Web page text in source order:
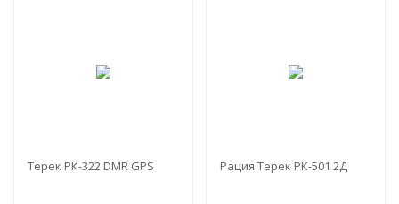
Терек РК-322 DMR GPS Рация Терек РК-501 2Д